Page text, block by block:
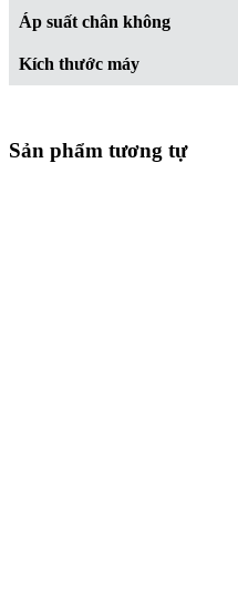
Áp suất chân không
Kích thước máy
Sản phẩm tương tự